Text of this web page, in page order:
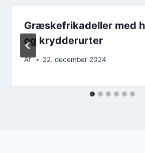
Græskefrikadeller med
og krydderurter
Af 22. december 2024